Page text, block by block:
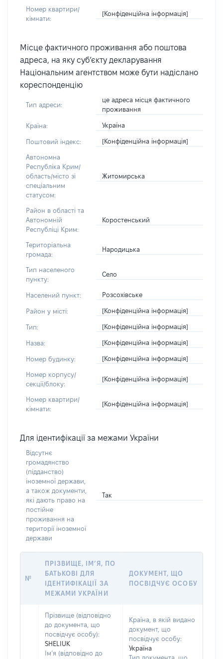
Номер квартири/
кімнати:
[Конфіденційна інформація]
Місце фактичного проживання або поштова
адреса, на яку суб’єкту декларування
Національним агентством може бути надіслано
кореспонденцію
Тип адреси:
це адреса місця фактичного
проживання
Країна: Україна
Поштовий індекс: [Конфіденційна інформація]
Автономна
Республіка Крим/
область/місто зі
спеціальним
статусом:
Житомирська
Район в області та
Автономній
Республіці Крим:
Коростенський
Територіальна
громада:
Народицька
Тип населеного
пункту:
Село
Населений пункт: Розсохівське
Район у місті: [Конфіденційна інформація]
Тип: [Конфіденційна інформація]
Назва: [Конфіденційна інформація]
Номер будинку: [Конфіденційна інформація]
Номер корпусу/
секції/блоку:
[Конфіденційна інформація]
Номер квартири/
кімнати:
[Конфіденційна інформація]
Для ідентифікації за межами України
Відсутнє
громадянство
(підданство)
іноземної держави,
а також документи,
які дають право на
постійне
проживання на
території іноземної
держави
Так
№
ПРІЗВИЩЕ, ІМ’Я, ПО
БАТЬКОВІ ДЛЯ
ІДЕНТИФІКАЦІЇ ЗА
МЕЖАМИ УКРАЇНИ
ДОКУМЕНТ, ЩО
ПОСВІДЧУЄ ОСОБУ
Прізвище (відповідно
до документа, що
посвідчує особу):
SHELIUK
Ім’я (відповідно до
Країна, в якій видано
документ, що
посвідчує особу:
Україна
Тип документа, що